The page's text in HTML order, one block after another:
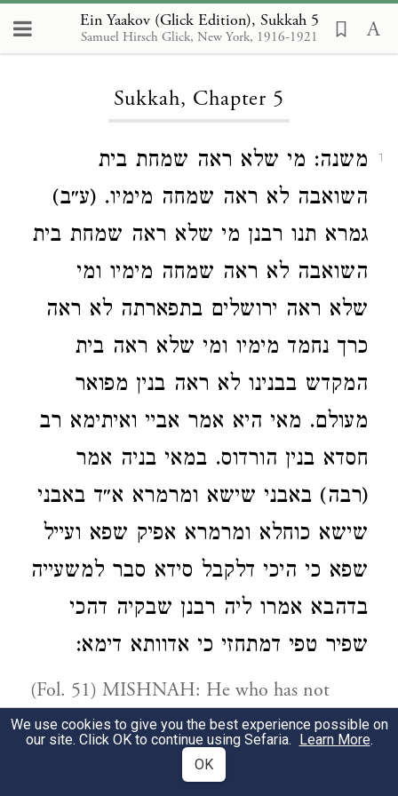
Ein Yaakov (Glick Edition), Sukkah 5
Samuel Hirsch Glick, New York, 1916-1921
Loading...
Sukkah, Chapter 5
1
משנה: מי שלא ראה שמחת בית
השואבה לא ראה שמחה מימיו. (ע״ב)
גמרא תנו רבנן מי שלא ראה שמחת בית
השואבה לא ראה שמחה מימיו ומי
שלא ראה ירושלים בתפארתה לא ראה
כרך נחמד מימיו ומי שלא ראה בית
המקדש בבנינו לא ראה בנין מפואר
מעולם. מאי היא אמר אביי ואיתימא רב
חסדא בנין הורדוס. במאי בניה אמר
(רבה) באבני שישא ומרמרא א״ד באבני
שישא כוחלא ומרמרא אפיק שפא ועייל
שפא כי היכי דלקבל סידא סבר למשעייה
בדהבא אמרו ליה רבנן שבקיה דהכי
שפיר טפי דמתחזי כי אדוותא דימא:
(Fol. 51) MISHNAH: He who has not
witnessed the rejoicing at the ceremony of
the drawing of water, has never seen
rejoicing in his life. (Ib. b) GEMARA: Our
We use cookies to give you the best experience possible on
our site. Click OK to continue using Sefaria. Learn More.
OK